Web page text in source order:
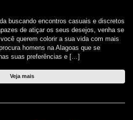
buscando encontros casuais e discretos
de atiçar os seus desejos, venha se
querem colorir a sua vida com mais
homens na Alagoas que se
suas preferências e […]
Veja mais